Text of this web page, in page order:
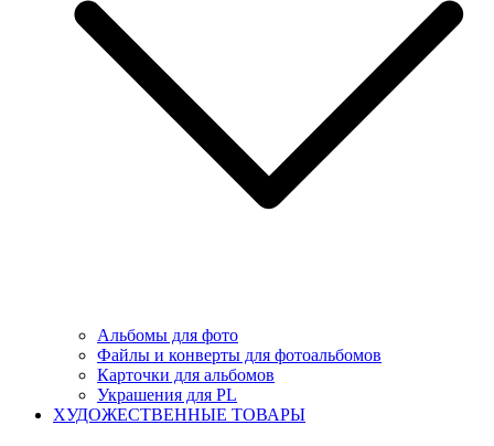
Альбомы для фото
Файлы и конверты для фотоальбомов
Карточки для альбомов
Украшения для PL
ХУДОЖЕСТВЕННЫЕ ТОВАРЫ